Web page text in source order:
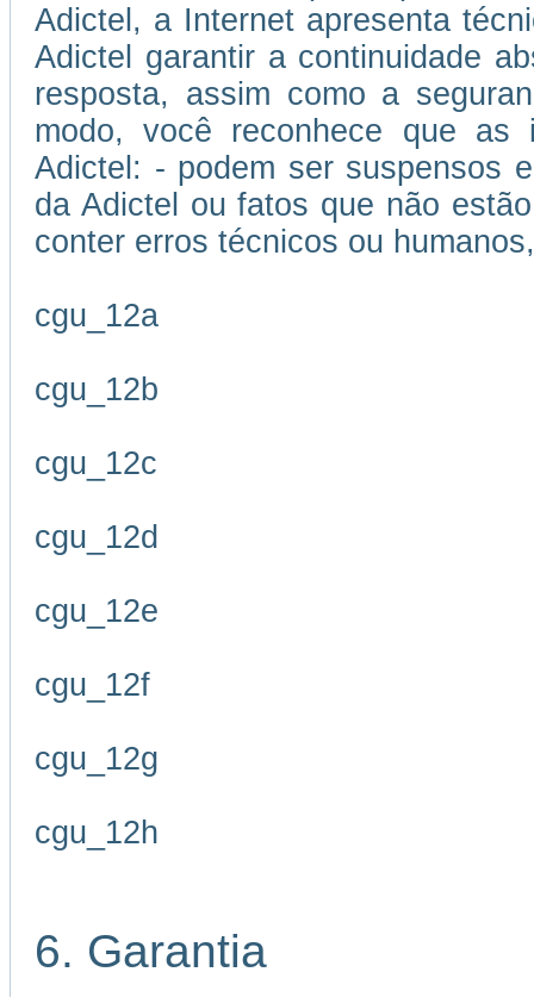
Adictel, a Internet apresenta
Adictel garantir a continuidade
resposta, assim como a
modo, você reconhece que as
Adictel: - podem ser suspensos
da Adictel ou fatos que não
conter erros técnicos ou
cgu_12a
cgu_12b
cgu_12c
cgu_12d
cgu_12e
cgu_12f
cgu_12g
cgu_12h
6. Garantia